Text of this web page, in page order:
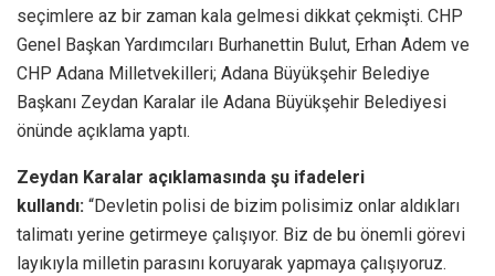
seçimlere az bir zaman kala gelmesi dikkat çekmişti. CHP
Genel Başkan Yardımcıları Burhanettin Bulut, Erhan Adem ve
CHP Adana Milletvekilleri; Adana Büyükşehir Belediye
Başkanı Zeydan Karalar ile Adana Büyükşehir Belediyesi
önünde açıklama yaptı.
Zeydan Karalar açıklamasında şu ifadeleri
kullandı: “Devletin polisi de bizim polisimiz onlar aldıkları
talimatı yerine getirmeye çalışıyor. Biz de bu önemli görevi
layıkıyla milletin parasını koruyarak yapmaya çalışıyoruz.